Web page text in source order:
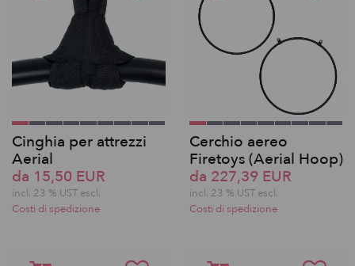
Cinghia per attrezzi
Aerial
da 15,50 EUR
incl. 23 % UST escl.
Costi di spedizione
Cerchio aereo
Firetoys (Aerial Hoop)
da 227,39 EUR
incl. 23 % UST escl.
Costi di spedizione